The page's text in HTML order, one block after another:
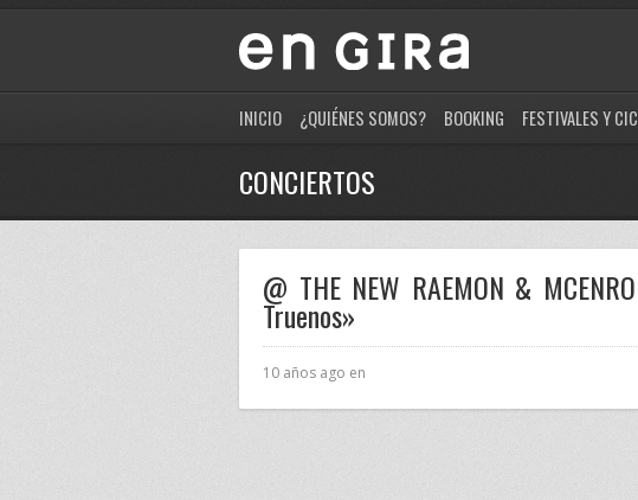
INICIO ¿QUIÉNES SOMOS? BOOKING FESTIVALES Y
CONCIERTOS
@ THE NEW RAEMON &
Truenos»
10 años ago en